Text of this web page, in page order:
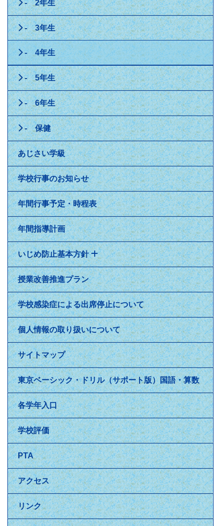
- 2年生
- 3年生
- 4年生
- 5年生
- 6年生
- 保健
あじさい学級
学校行事のお知らせ
年間行事予定・時程表
年間指導計画
いじめ防止基本方針
授業改善推進プラン
学校感染症による出席停止について
個人情報の取り扱いについて
サイトマップ
東京ベーシック・ドリル（サポート版）国語・算数
各学年入口
学校評価
PTA
アクセス
リンク